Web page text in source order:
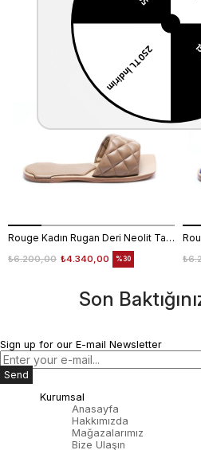
Similar
Rouge Kadın Rugan Deri Neolit Taban Bej Parlak Terlik Terlik
₺4.340,00
₺6.200,00 %30
Son
Sign up for our E-mail Newsletter
Send
Kurumsal
Anasayfa
Hakkımızda
Mağazalarımız
Bize Ulaşın